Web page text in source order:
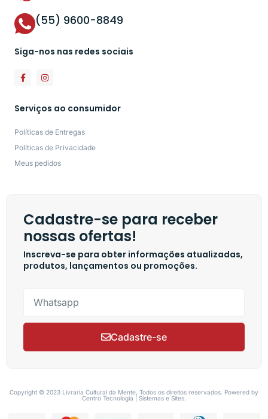
(55) 9600-8849
Siga-nos nas redes sociais
Serviços ao consumidor
Políticas de Entregas
Políticas de Privacidade
Meus pedidos
Cadastre-se para receber
nossas ofertas!
Inscreva-se para obter informações atualizadas,
produtos, lançamentos ou promoções.
Cadastre-se
Copyright © 2023 Livraria Cultural da Mente, Todos os direitos reservados. Powered by
Centro Tecnologia | Sistemas e Sites.